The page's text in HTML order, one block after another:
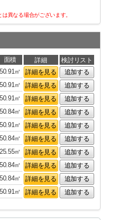
異なる場合がございます。
面積 詳細
検討リスト
50.91㎡ 詳細を見る
追加する
50.91㎡ 詳細を見る
追加する
50.91㎡ 詳細を見る
追加する
50.84㎡ 詳細を見る
追加する
50.91㎡ 詳細を見る
追加する
50.84㎡ 詳細を見る
追加する
25.55㎡ 詳細を見る
追加する
50.84㎡ 詳細を見る
追加する
50.84㎡ 詳細を見る
追加する
50.91㎡ 詳細を見る 追加する